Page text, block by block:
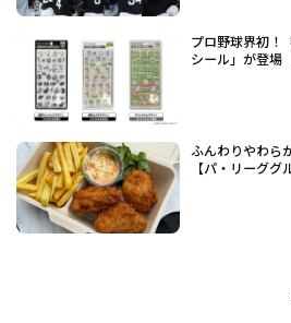
プロ野球界初！
シール」が登
ふんわりやわら
【パ・リーググ